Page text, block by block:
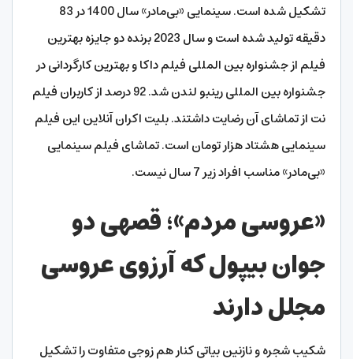
تشکیل شده است. سینمایی «بی‌مادر» سال 1400 در 83
دقیقه تولید شده است و سال 2023 برنده دو جایزه بهترین
فیلم از جشنواره بین المللی فیلم داکا و بهترین کارگردانی در
جشنواره بین المللی رینبو لندن شد. 92 درصد از کاربران فیلم
نت از تماشای آن رضایت داشتند. بلیت اکران آنلاین این فیلم
سینمایی هشتاد هزار تومان است. تماشای فیلم سینمایی
«بی‌مادر» مناسب افراد زیر 7 سال نیست.
«عروسی مردم»؛ قصه­ی دو
جوان بی­پول که آرزوی عروسی
مجلل دارند
شکیب شجره و نازنین بیاتی کنار هم زوجی متفاوت را تشکیل